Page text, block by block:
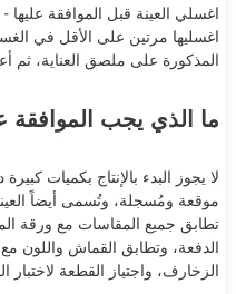
اغسلي العينة قبل الموافقة
اغسليها مرتين على الأقل في
المذكورة على ملصق العناية، ثم
ما الذي يجب الموافقة
موقعة ومُسجلة، وتُسمى أيضاً
تطابق جميع المقاسات مع ورقة
الدفعة، وتطابق القماش واللون
الزخارف، واجتياز القطعة لاختبار